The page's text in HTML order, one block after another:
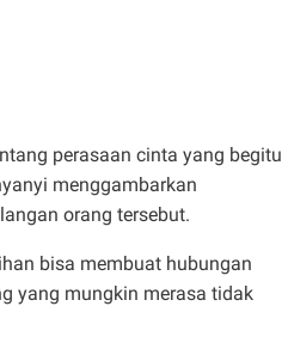
perasaan cinta yang begitu
menggambarkan
orang tersebut.
bisa membuat hubungan
yang mungkin merasa tidak